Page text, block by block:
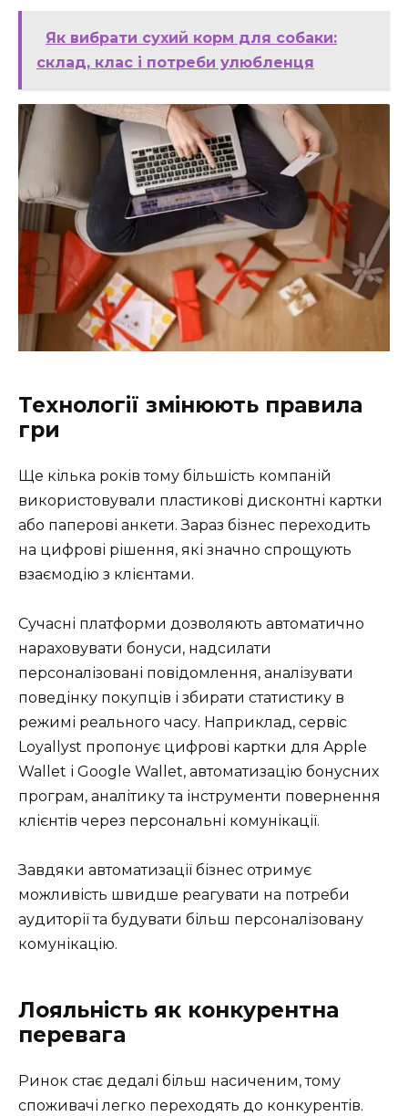
Як вибрати сухий корм для собаки:
склад, клас і потреби улюбленця
Технології змінюють правила
гри
Ще кілька років тому більшість компаній
використовували пластикові дисконтні картки
або паперові анкети. Зараз бізнес переходить
на цифрові рішення, які значно спрощують
взаємодію з клієнтами.
Сучасні платформи дозволяють автоматично
нараховувати бонуси, надсилати
персоналізовані повідомлення, аналізувати
поведінку покупців і збирати статистику в
режимі реального часу. Наприклад, сервіс
Loyallyst пропонує цифрові картки для Apple
Wallet і Google Wallet, автоматизацію бонусних
програм, аналітику та інструменти повернення
клієнтів через персональні комунікації.
Завдяки автоматизації бізнес отримує
можливість швидше реагувати на потреби
аудиторії та будувати більш персоналізовану
комунікацію.
Лояльність як конкурентна
перевага
Ринок стає дедалі більш насиченим, тому
споживачі легко переходять до конкурентів.